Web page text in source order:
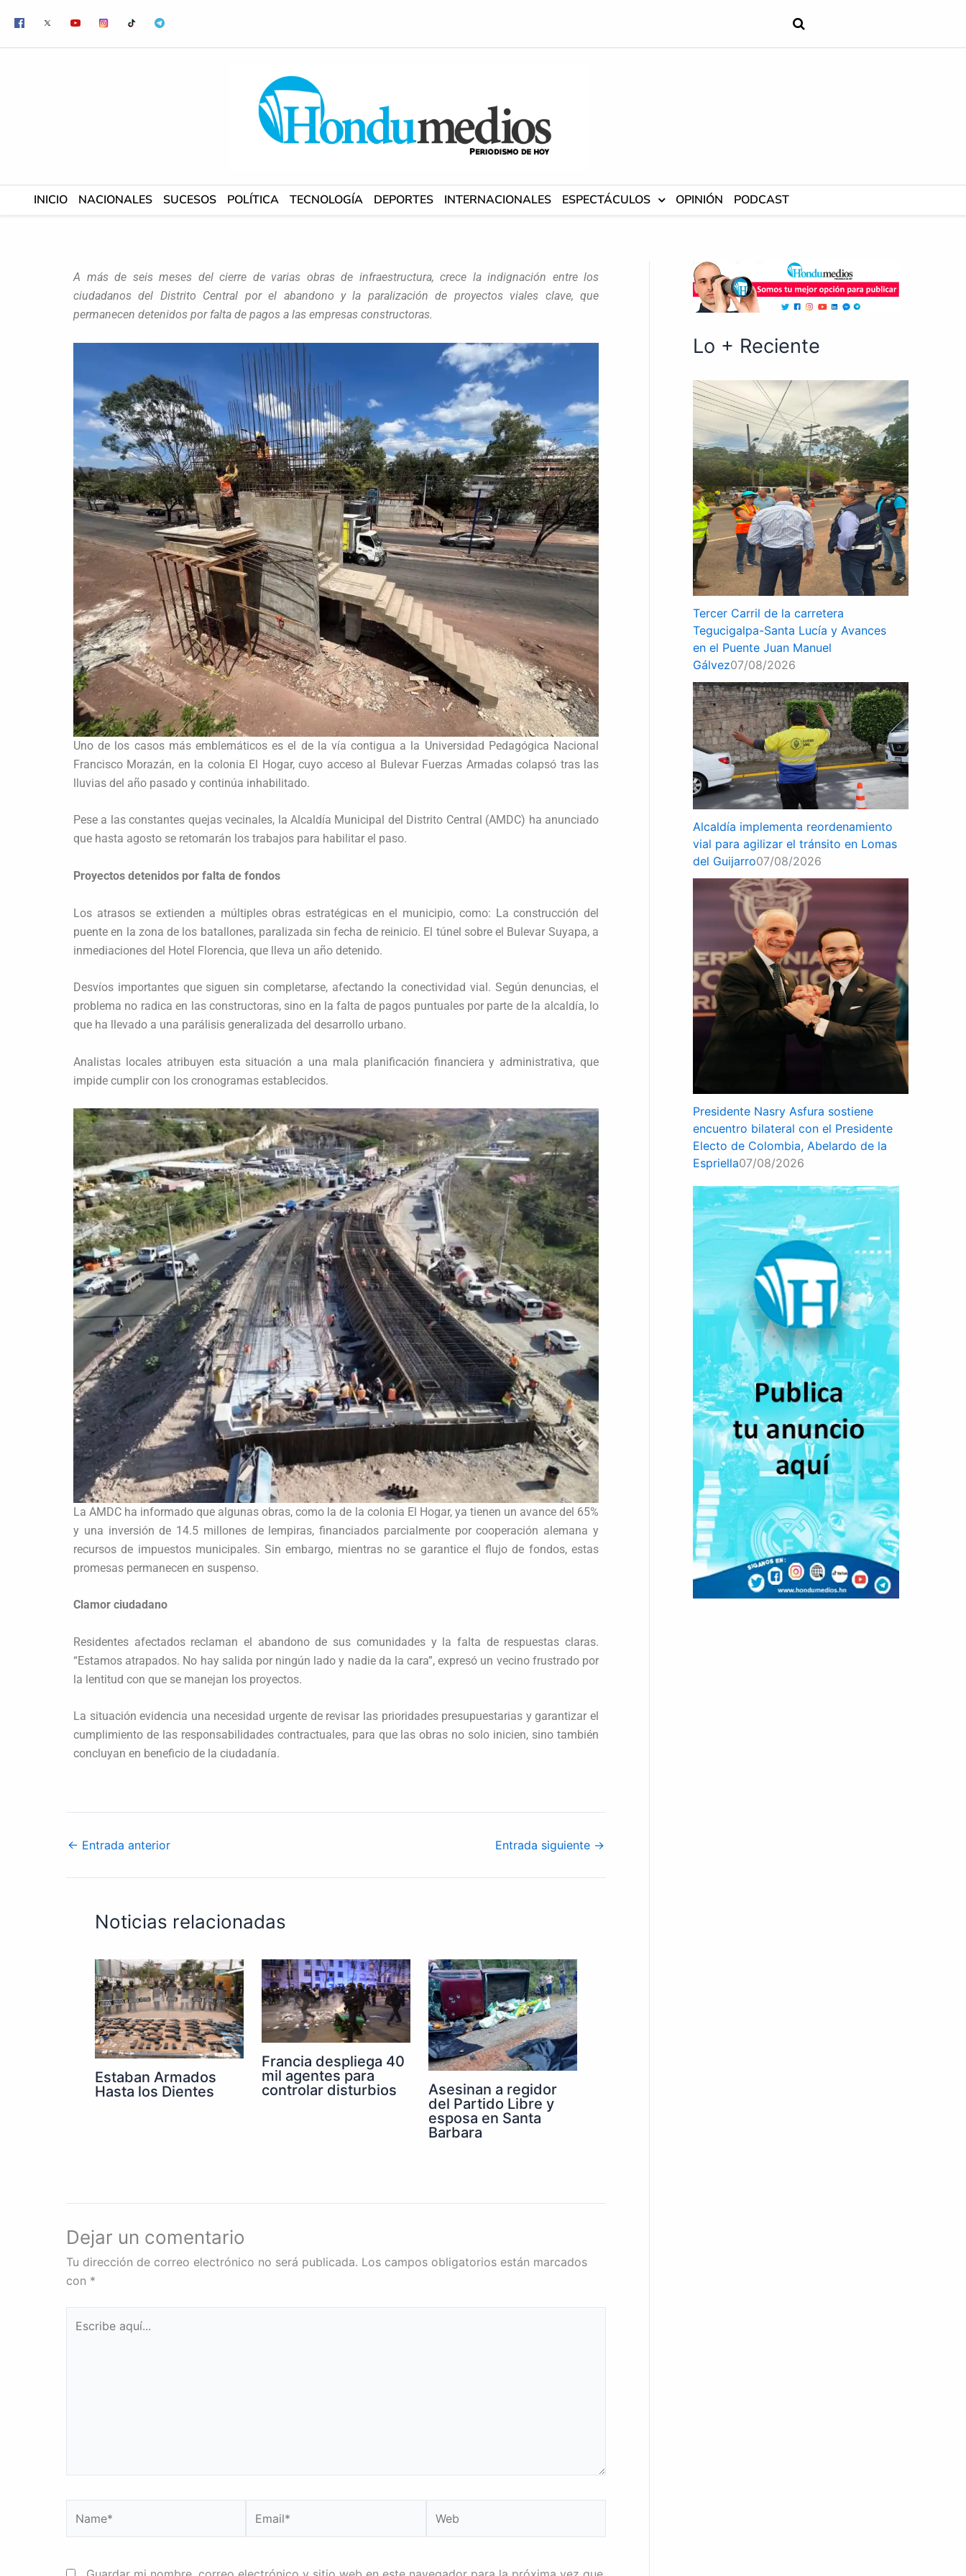
contenido
INICIO NACIONALES SUCESOS POLÍTICA TECNOLOGÍA DEPORTES INTERNACIONALES ESPECTÁCULOS OPINIÓN PODCAST
A más de seis meses del cierre de varias obras de infraestructura, crece la indignación entre los
ciudadanos del Distrito Central por el abandono y la paralización de proyectos viales clave, que
permanecen detenidos por falta de pagos a las empresas constructoras.
Uno de los casos más emblemáticos es el de la vía contigua a la Universidad Pedagógica Nacional
Francisco Morazán, en la colonia El Hogar, cuyo acceso al Bulevar Fuerzas Armadas colapsó tras las
lluvias del año pasado y continúa inhabilitado.
Pese a las constantes quejas vecinales, la Alcaldía Municipal del Distrito Central (AMDC) ha anunciado
que hasta agosto se retomarán los trabajos para habilitar el paso.
Proyectos detenidos por falta de fondos
Los atrasos se extienden a múltiples obras estratégicas en el municipio, como: La construcción del
puente en la zona de los batallones, paralizada sin fecha de reinicio. El túnel sobre el Bulevar Suyapa, a
inmediaciones del Hotel Florencia, que lleva un año detenido.
Desvíos importantes que siguen sin completarse, afectando la conectividad vial. Según denuncias, el
problema no radica en las constructoras, sino en la falta de pagos puntuales por parte de la alcaldía, lo
que ha llevado a una parálisis generalizada del desarrollo urbano.
Analistas locales atribuyen esta situación a una mala planificación financiera y administrativa, que
impide cumplir con los cronogramas establecidos.
La AMDC ha informado que algunas obras, como la de la colonia El Hogar, ya tienen un avance del 65%
y una inversión de 14.5 millones de lempiras, financiados parcialmente por cooperación alemana y
recursos de impuestos municipales. Sin embargo, mientras no se garantice el flujo de fondos, estas
promesas permanecen en suspenso.
Clamor ciudadano
Residentes afectados reclaman el abandono de sus comunidades y la falta de respuestas claras.
“Estamos atrapados. No hay salida por ningún lado y nadie da la cara”, expresó un vecino frustrado por
la lentitud con que se manejan los proyectos.
La situación evidencia una necesidad urgente de revisar las prioridades presupuestarias y garantizar el
cumplimiento de las responsabilidades contractuales, para que las obras no solo inicien, sino también
concluyan en beneficio de la ciudadanía.
← Entrada anterior Entrada siguiente →
Noticias relacionadas
Estaban Armados
Hasta los Dientes
Francia despliega 40
mil agentes para
controlar disturbios
Asesinan a regidor
del Partido Libre y
esposa en Santa
Barbara
Dejar un comentario
Tu dirección de correo electrónico no será publicada. Los campos obligatorios están marcados
con *
aquí...
Lo + Reciente
Tercer Carril de la carretera
Tegucigalpa-Santa Lucía y Avances
en el Puente Juan Manuel
Gálvez07/08/2026
Alcaldía implementa reordenamiento
vial para agilizar el tránsito en Lomas
del Guijarro07/08/2026
Presidente Nasry Asfura sostiene
encuentro bilateral con el Presidente
Electo de Colombia, Abelardo de la
Espriella07/08/2026